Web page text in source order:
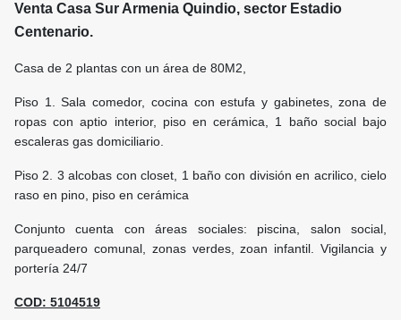
Venta Casa Sur Armenia Quindio, sector Estadio
Centenario.
Casa de 2 plantas con un área de 80M2,
Piso 1. Sala comedor, cocina con estufa y gabinetes, zona de
ropas con aptio interior, piso en cerámica, 1 baño social bajo
escaleras gas domiciliario.
Piso 2. 3 alcobas con closet, 1 baño con división en acrilico, cielo
raso en pino, piso en cerámica
Conjunto cuenta con áreas sociales: piscina, salon social,
parqueadero comunal, zonas verdes, zoan infantil. Vigilancia y
portería 24/7
COD: 5104519